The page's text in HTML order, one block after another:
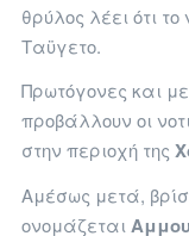
θρύλος λέει ότι
Ταϋγετο.
Πρωτόγονες και
προβάλλουν οι
στην περιοχή της
Αμέσως μετά,
ονομάζεται